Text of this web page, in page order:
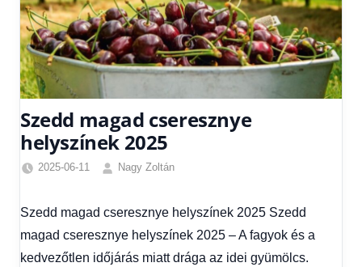
Szedd magad cseresznye
helyszínek 2025
2025-06-11
Nagy Zoltán
hírek,
Hírek
1
Szedd magad cseresznye helyszínek 2025 Szedd
magad cseresznye helyszínek 2025 – A fagyok és a
kedvezőtlen időjárás miatt drága az idei gyümölcs.